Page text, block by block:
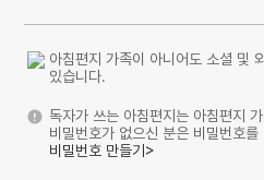
아침편지 가족이 아니어도 소셜 및
있습니다.
독자가 쓰는 아침편지는 아침편지
비밀번호가 없으신 분은 비밀번호
비밀번호 만들기>